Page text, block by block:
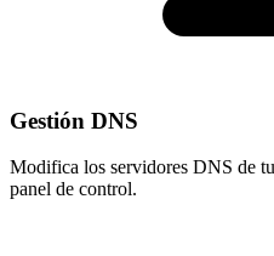
Gestión DNS
Modifica los servidores DNS de
panel de control.